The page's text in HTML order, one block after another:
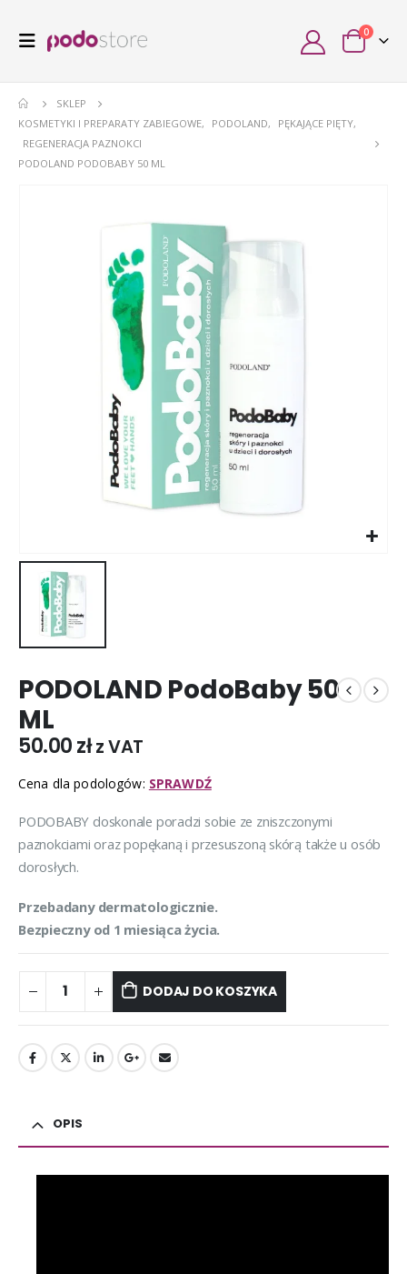
0
SKLEP
KOSMETYKI I PREPARATY ZABIEGOWE, PODOLAND, PĘKAJĄCE PIĘTY,
REGENERACJA PAZNOKCI
PODOLAND PODOBABY 50 ML
PODOLAND PodoBaby 50
ML
50.00zł z VAT
Cena dla podologów: SPRAWDŹ
PODOBABY doskonale poradzi sobie ze zniszczonymi
paznokciami oraz popękaną i przesuszoną skórą także u osób
dorosłych.
Przebadany dermatologicznie.
Bezpieczny od 1 miesiąca życia.
DODAJ DO KOSZYKA
OPIS